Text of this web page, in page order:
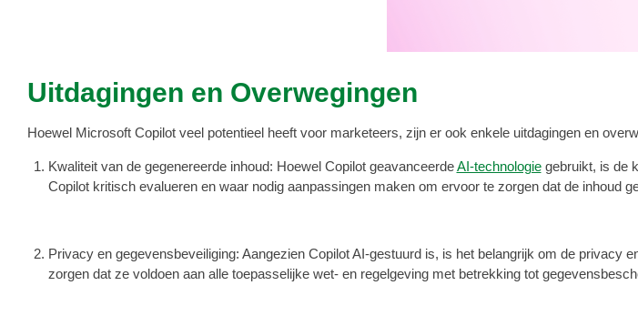
Uitdagingen en Overwegingen
Hoewel Microsoft Copilot veel potentieel heeft voor marketeers, zijn er ook enkele uitdagingen en
Kwaliteit van de gegenereerde inhoud: Hoewel Copilot geavanceerdeAI-technologiegebruikt, is de
Copilot kritisch evalueren en waar nodig aanpassingen maken om ervoor te zorgen dat de inhoud
Privacy en gegevensbeveiliging: Aangezien Copilot AI-gestuurd is, is het belangrijk om de
zorgen dat ze voldoen aan alle toepasselijke wet- en regelgeving met betrekking tot